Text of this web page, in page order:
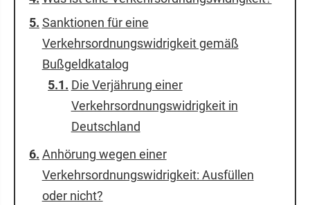
Sanktionen für eine
Verkehrsordnungswidrigkeit gemäß
Bußgeldkatalog
Die Verjährung einer
Verkehrsordnungswidrigkeit in
Deutschland
Anhörung wegen einer
Verkehrsordnungswidrigkeit: Ausfüllen
oder nicht?